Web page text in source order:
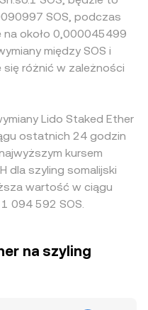
SOS, podczas
na około 0,000045499
między SOS i
się różnić w zależności
Lido Staked Ether
ostatnich 24 godzin
kursem
dla szyling somalijski
wartość w ciągu
094 592 SOS.
na szyling